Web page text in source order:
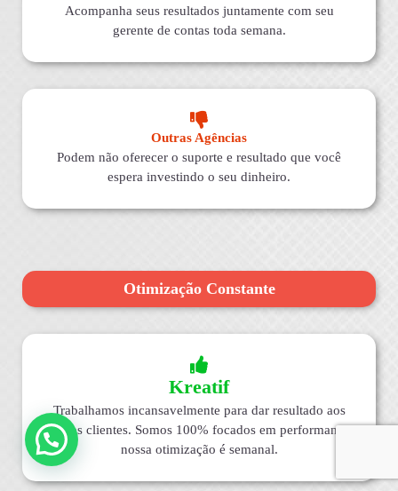
Acompanha seus resultados juntamente com seu
gerente de contas toda semana.
Outras Agências
Podem não oferecer o suporte e resultado que você
espera investindo o seu dinheiro.
Otimização Constante
Kreatif
Trabalhamos incansavelmente para dar resultado aos
nossos clientes. Somos 100% focados em performance,
nossa otimização é semanal.